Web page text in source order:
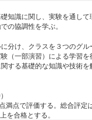
知識に関し、実験を通し
の協調性を学ぶ。
分け、クラスを３つのグ
（一部演習）による学習を
する基礎的な知識や技術
満点で評価する。総合評定
を合格とする。